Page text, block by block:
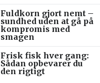
Fuldkorn gjort nemt –
sundhed uden at gå på
kompromis med
smagen
Frisk fisk hver gang:
Sådan opbevarer du
den rigtigt